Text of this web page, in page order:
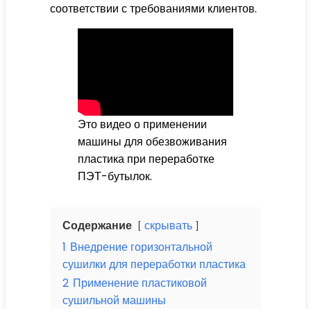
соответствии с требованиями клиентов.
Это видео о применении
машины для обезвоживания
пластика при переработке
ПЭТ-бутылок.
Содержание
скрывать
1 Внедрение горизонтальной
сушилки для переработки пластика
2 Применение пластиковой
сушильной машины